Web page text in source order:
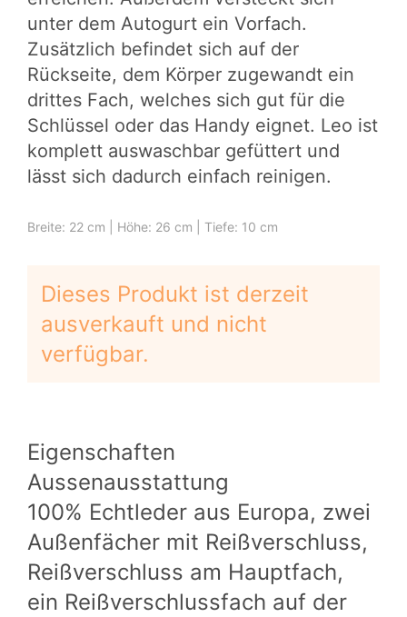
unter dem Autogurt ein Vorfach.
Zusätzlich befindet sich auf der
Rückseite, dem Körper zugewandt ein
drittes Fach, welches sich gut für die
Schlüssel oder das Handy eignet. Leo ist
komplett auswaschbar gefüttert und
lässt sich dadurch einfach reinigen.
Breite: 22 cm | Höhe: 26 cm | Tiefe: 10 cm
Dieses Produkt ist derzeit
ausverkauft und nicht
verfügbar.
Eigenschaften
Aussenausstattung
100% Echtleder aus Europa, zwei
Außenfächer mit Reißverschluss,
Reißverschluss am Hauptfach,
ein Reißverschlussfach auf der